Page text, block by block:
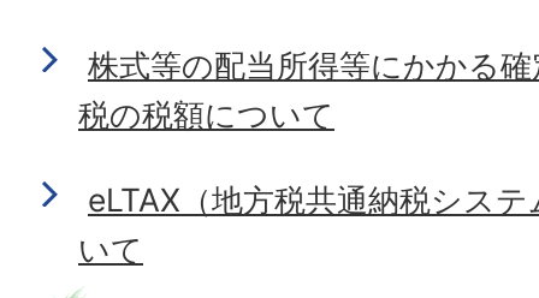
株式等の配当所得等にかかる
税の税額について
eLTAX（地方税共通納税シス
いて